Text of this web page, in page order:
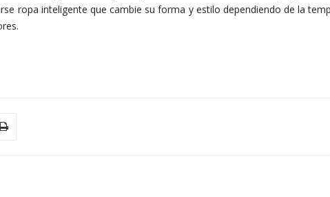
ropa inteligente que cambie su forma y estilo dependiendo de la